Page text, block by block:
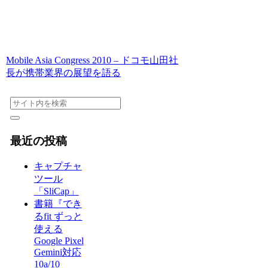
Mobile Asia Congress 2010 – ドコモ山田社
長が携帯業界の展望を語る
最近の投稿
キャプチャ
ツール
「SliCap」
書籍『でき
るfit ずっと
使える
Google Pixel
Gemini対応
10a/10